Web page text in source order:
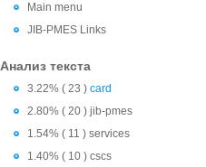
Main menu
JIB-PMES Links
Анализ текста
3.22% ( 23 ) card
2.80% ( 20 ) jib-pmes
1.54% ( 11 ) services
1.40% ( 10 ) cscs